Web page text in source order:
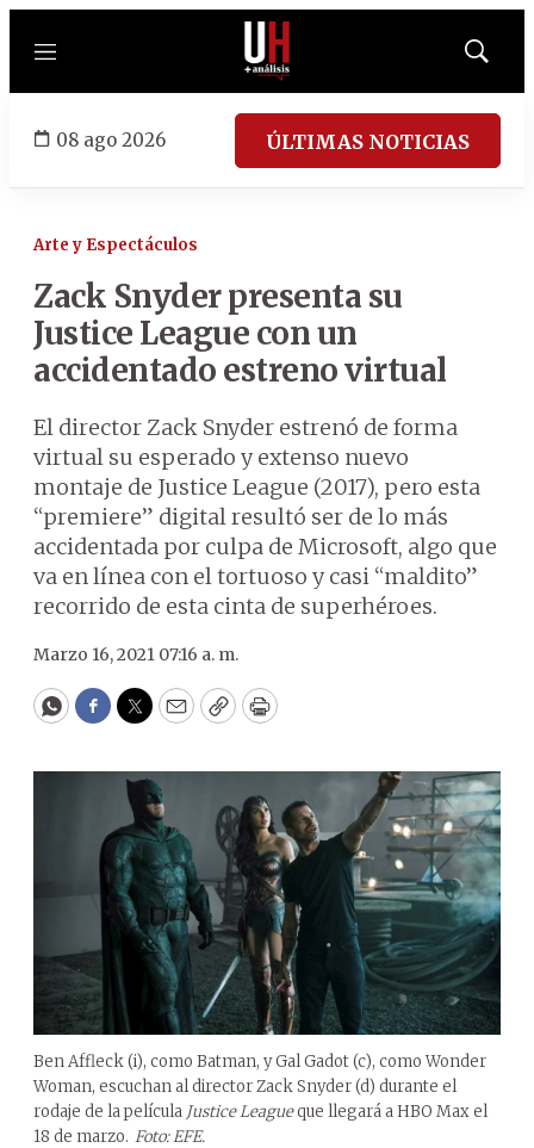
Menú
Mostrar
08 ago 2026 ÚLTIMAS NOTICIAS
Arte y Espectáculos
Zack Snyder presenta su
Justice League con un
accidentado estreno virtual
El director Zack Snyder estrenó de forma
virtual su esperado y extenso nuevo
montaje de Justice League (2017), pero esta
“premiere” digital resultó ser de lo más
accidentada por culpa de Microsoft, algo que
va en línea con el tortuoso y casi “maldito”
recorrido de esta cinta de superhéroes.
Marzo 16, 2021 07:16 a. m.
WhatsApp
Facebook
Twitter
EmailCopyPrint
Ben Affleck (i), como Batman, y Gal Gadot (c), como Wonder
Woman, escuchan al director Zack Snyder (d) durante el
rodaje de la película Justice Leagueque llegará a HBO Max el
18 de marzo. Foto: EFE.